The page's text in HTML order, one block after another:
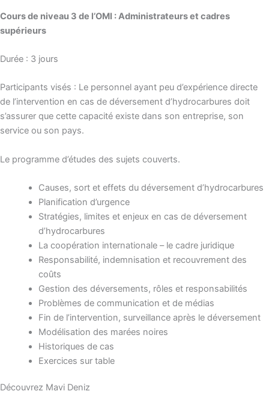
Cours de niveau 3 de l’OMI : Administrateurs et cadres
supérieurs
Durée : 3 jours
Participants visés : Le personnel ayant peu d’expérience directe
de l’intervention en cas de déversement d’hydrocarbures doit
s’assurer que cette capacité existe dans son entreprise, son
service ou son pays.
Le programme d’études des sujets couverts.
Causes, sort et effets du déversement d’hydrocarbures
Planification d’urgence
Stratégies, limites et enjeux en cas de déversement
d’hydrocarbures
La coopération internationale – le cadre juridique
Responsabilité, indemnisation et recouvrement des
coûts
Gestion des déversements, rôles et responsabilités
Problèmes de communication et de médias
Fin de l’intervention, surveillance après le déversement
Modélisation des marées noires
Historiques de cas
Exercices sur table
Découvrez Mavi Deniz